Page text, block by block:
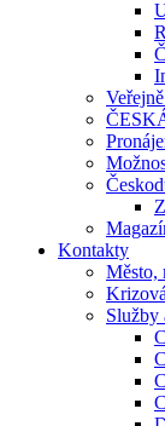
Kontakty
Město,
Služby